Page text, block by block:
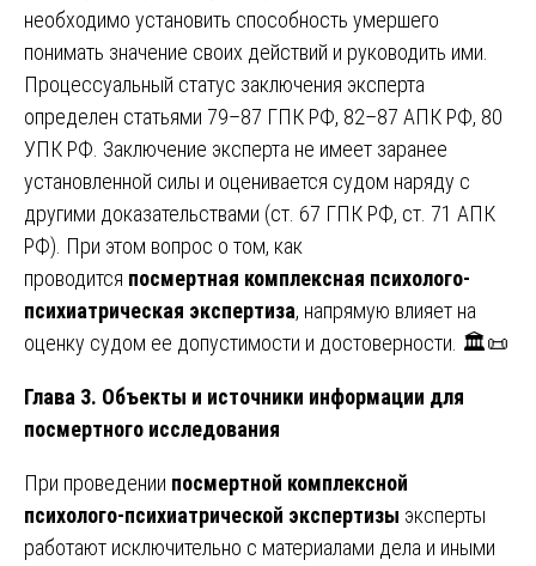
необходимо установить способность умершего
понимать значение своих действий и руководить ими.
Процессуальный статус заключения эксперта
определен статьями 79–87 ГПК РФ, 82–87 АПК РФ, 80
УПК РФ. Заключение эксперта не имеет заранее
установленной силы и оценивается судом наряду с
другими доказательствами (ст. 67 ГПК РФ, ст. 71 АПК
РФ). При этом вопрос о том, как
проводится посмертная комплексная психолого-
психиатрическая экспертиза, напрямую влияет на
оценку судом ее допустимости и достоверности. 🏛️📜
Глава 3. Объекты и источники информации для
посмертного исследования
При проведении посмертной комплексной
психолого-психиатрической экспертизы эксперты
работают исключительно с материалами дела и иными